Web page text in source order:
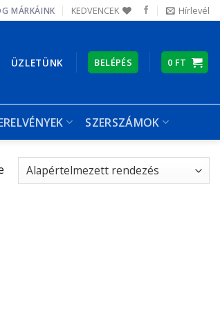
MÁRKÁINK KEDVENCEK Hírlevél
ÜZLETÜNK BELÉPÉS 0 FT
SZERSZÁMOK